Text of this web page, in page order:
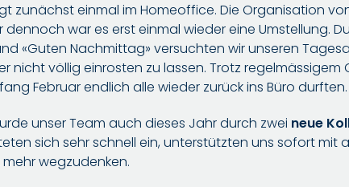
zunächst einmal im Homeoffice. Die Organisation
war es erst einmal wieder eine Umstellung.
«Guten Nachmittag» versuchten wir unseren
nicht völlig einrosten zu lassen. Trotz regelmässigem
Februar endlich alle wieder zurück ins Büro durften.
unser Team auch dieses Jahr durch zwei neue
sich sehr schnell ein, unterstützten uns sofort mit
wegzudenken.